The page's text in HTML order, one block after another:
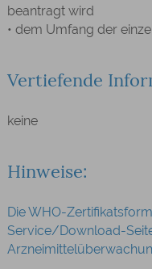
beantragt wird
• dem Umfang der
Vertiefende
keine
Hinweise:
Die WHO-Zertifikatsf
Service/Download-